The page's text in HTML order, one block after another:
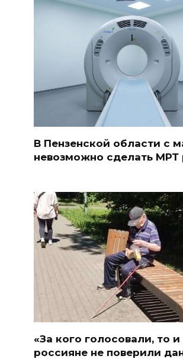
В Пензенской области с
невозможно сделать МРТ
«За кого голосовали, то
россияне не поверили